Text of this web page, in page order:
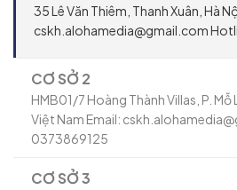
35 Lê Văn Thiêm, Thanh Xuân, Hà
cskh.alohamedia@gmail.com
CƠ SỞ 2
HMB01/7 Hoàng Thành Villas, P. Mỗ
Việt Nam Email:
0373869125
CƠ SỞ 3